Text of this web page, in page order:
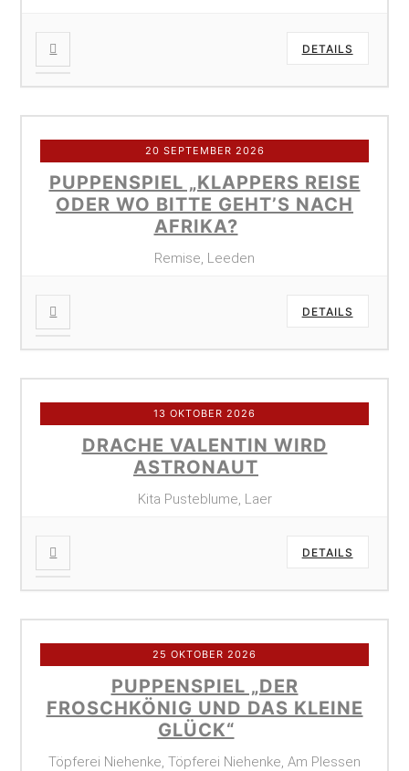
DETAILS
20 SEPTEMBER 2026
PUPPENSPIEL „KLAPPERS REISE
ODER WO BITTE GEHT’S NACH
AFRIKA?
Remise, Leeden
DETAILS
13 OKTOBER 2026
DRACHE VALENTIN WIRD
ASTRONAUT
Kita Pusteblume, Laer
DETAILS
25 OKTOBER 2026
PUPPENSPIEL „DER
FROSCHKÖNIG UND DAS KLEINE
GLÜCK“
Töpferei Niehenke, Töpferei Niehenke, Am Plessen